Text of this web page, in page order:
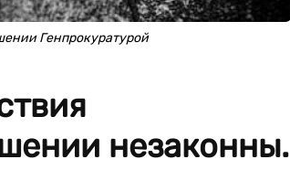
Генпрокуратурой
незаконны.